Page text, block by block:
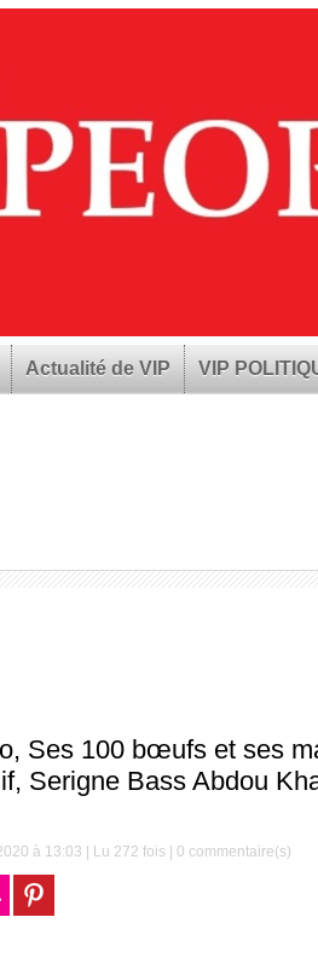
Actualité de VIP VIP
Ses 100 bœufs et ses
Serigne Bass Abdou
à 13:03 | Lu 272 fois |0 commentaire(s)